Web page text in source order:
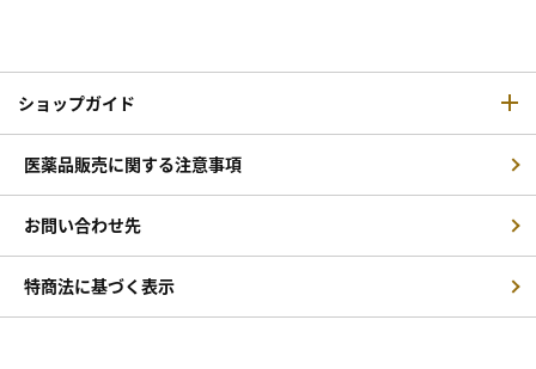
ショップガイド
医薬品販売に関する注意事項
お問い合わせ先
特商法に基づく表示